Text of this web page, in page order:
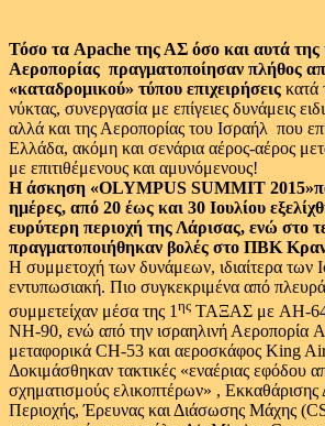
Τόσο τα Apache της ΑΣ όσο και αυτά της
Αεροπορίας πραγματοποίησαν πλήθος
«καταδρομικού» τύπου επιχειρήσεις κατά
νύκτας, συνεργασία με επίγειες δυνάμεις
αλλά και της Αεροπορίας του Ισραήλ που
Ελλάδα, ακόμη και σενάρια αέρος-αέρος
με επιτιθέμενους και αμυνόμενους!
Η άσκηση «OLYMPUS SUMMIT
ημέρες, από 20 έως και 30 Ιουλίου
ευρύτερη περιοχή της Λάρισας, ενώ στο
πραγματοποιήθηκαν βολές στο ΠΒΚ
Η συμμετοχή των δυνάμεων, ιδιαίτερα των
εντυπωσιακή. Πιο συγκεκριμένα από
συμμετείχαν μέσα της 1 ης ΤΑΞΑΣ με AH-
ΝΗ-90, ενώ από την ισραηλινή Αεροπορία
μεταφορικά CH-53 και αεροσκάφος King
Δοκιμάσθηκαν τακτικές «εναέριας εφόδου
σχηματισμούς ελικοπτέρων» , Εκκαθάρισης
Περιοχής, Έρευνας και Διάσωσης Μάχης